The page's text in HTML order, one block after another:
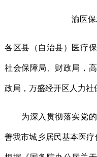
渝医
各区县（自治县）医疗
社会保障局、财政局，
政局，万盛经开区人力社
为深入贯彻落实党的
善我市城乡居民基本医疗